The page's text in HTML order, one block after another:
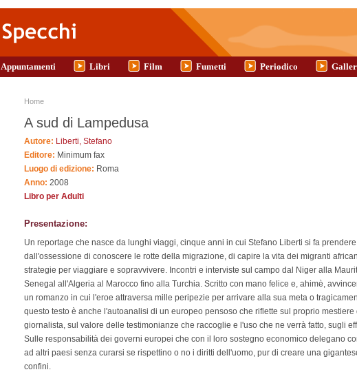
Appuntamenti Libri Film Fumetti Periodico
Tu sei qui
Home
A sud di Lampedusa
Autore: Liberti, Stefano
Editore: Minimum fax
Luogo di edizione: Roma
Anno: 2008
Libro per Adulti
Presentazione:
Un reportage che nasce da lunghi viaggi, cinque anni in cui Stefano Liberti si fa prendere
dall'ossessione di conoscere le rotte della migrazione, di capire la vita dei migranti
strategie per viaggiare e sopravvivere. Incontri e interviste sul campo dal Niger alla
Senegal all'Algeria al Marocco fino alla Turchia. Scritto con mano felice e, ahimè,
un romanzo in cui l'eroe attraversa mille peripezie per arrivare alla sua meta o
questo testo è anche l'autoanalisi di un europeo pensoso che riflette sul proprio mestiere
giornalista, sul valore delle testimonianze che raccoglie e l'uso che ne verrà fatto, sugli
Sulle responsabilità dei governi europei che con il loro sostegno economico delegano
ad altri paesi senza curarsi se rispettino o no i diritti dell'uomo, pur di creare una
confini.